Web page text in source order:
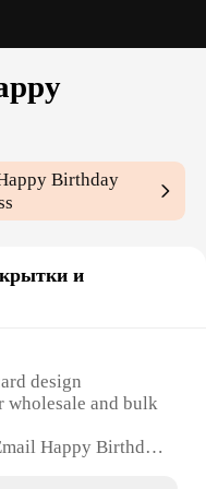
Birthday
и
design
wholesale and bulk
Happy Birthday